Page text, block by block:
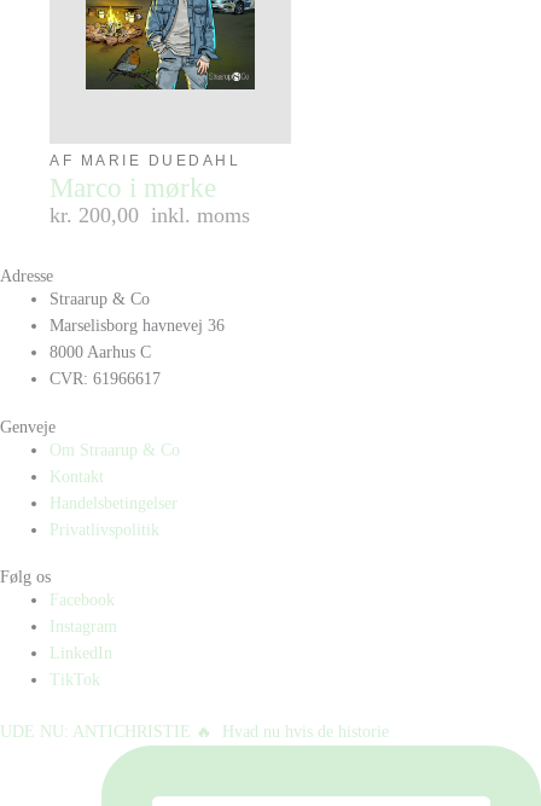
AF MARIE DUEDAHL
Marco i mørke
kr. 200,00 inkl. moms
Adresse
Straarup & Co
Marselisborg havnevej 36
8000 Aarhus C
CVR: 61966617
Genveje
Om Straarup & Co
Kontakt
Handelsbetingelser
Privatlivspolitik
Følg os
Facebook
Instagram
LinkedIn
TikTok
UDE NU: ANTICHRISTIE 🔥⁠ ⁠ Hvad nu hvis de historie